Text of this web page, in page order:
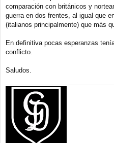
comparación con británicos y
guerra en dos frentes, al igual que
(italianos principalmente) que más
En definitiva pocas esperanzas
conflicto.
Saludos.